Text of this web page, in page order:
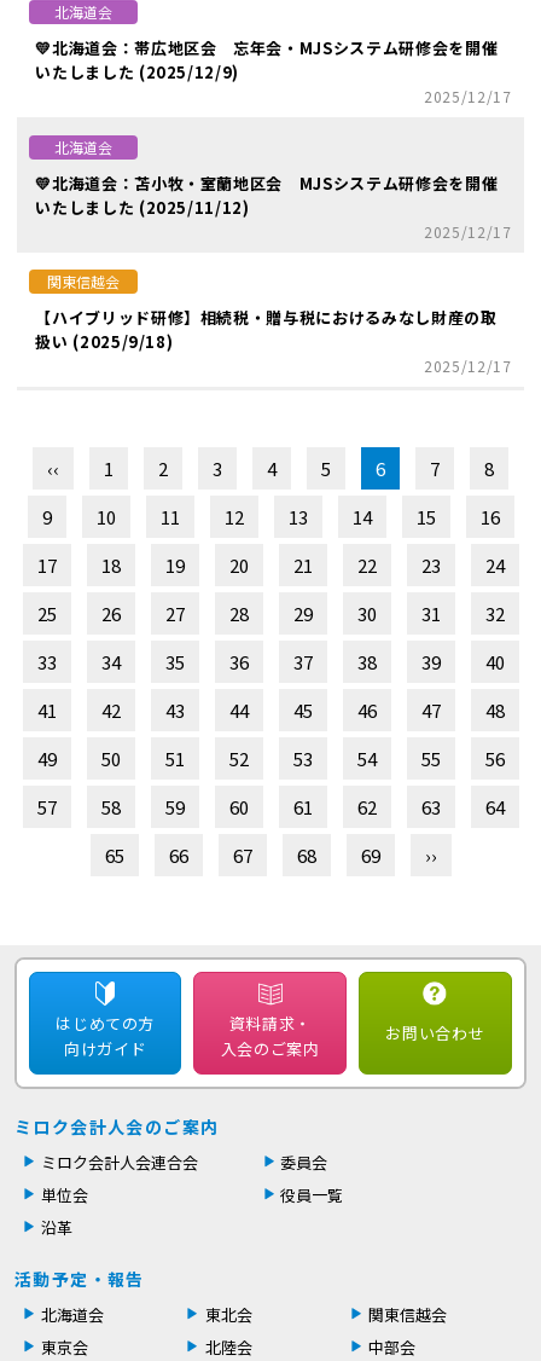
北海道会
💛北海道会：帯広地区会 忘年会・MJSシステム研修会を開催
いたしました (2025/12/9)
2025/12/17
北海道会
💛北海道会：苫小牧・室蘭地区会 MJSシステム研修会を開催
いたしました (2025/11/12)
2025/12/17
関東信越会
【ハイブリッド研修】相続税・贈与税におけるみなし財産の取
扱い (2025/9/18)
2025/12/17
‹‹ 1 2 3 4 5 6 7
8
9
10 11 12 13 14 15
16
17
18 19 20 21 22 23
24
25
26 27 28 29 30 31
32
33
34 35 36 37 38 39
40
41
42 43 44 45 46 47
48
49
50 51 52 53 54 55
56
57
58 59 60 61 62 63
64
65
66 67 68 69 ››
はじめての方
向けガイド
資料請求・
入会のご案内
お問い合わせ
ミロク会計人会のご案内
ミロク会計人会連合会
委員会
単位会
役員一覧
沿革
活動予定・報告
北海道会 東北会
関東信越会
東京会
北陸会
中部会